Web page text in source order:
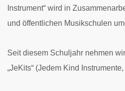
Instrument“ wird in
und öffentlichen Musikschulen
Seit diesem Schuljahr nehmen
„JeKits“ (Jedem Kind